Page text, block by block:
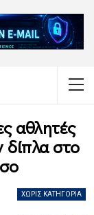
αθλητές
δίπλα στο
ΧΩΡΊΣ ΚΑΤΗΓΟΡΊΑ